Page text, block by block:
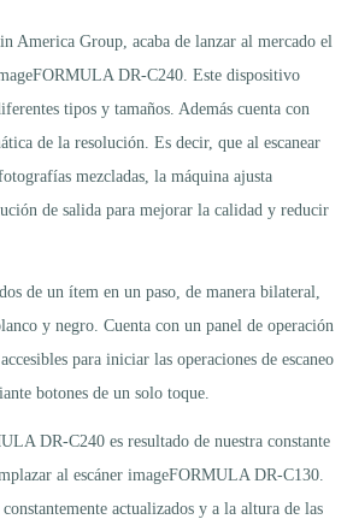
America Group, acaba de lanzar al mercado el
DR-C240. Este dispositivo
tipos y tamaños. Además cuenta con
de la resolución. Es decir, que al escanear
mezcladas, la máquina ajusta
de salida para mejorar la calidad y reducir
de un ítem en un paso, de manera bilateral,
y negro. Cuenta con un panel de operación
para iniciar las operaciones de escaneo
botones de un solo toque.
DR-C240 es resultado de nuestra constante
al escáner imageFORMULA DR-C130.
actualizados y a la altura de las